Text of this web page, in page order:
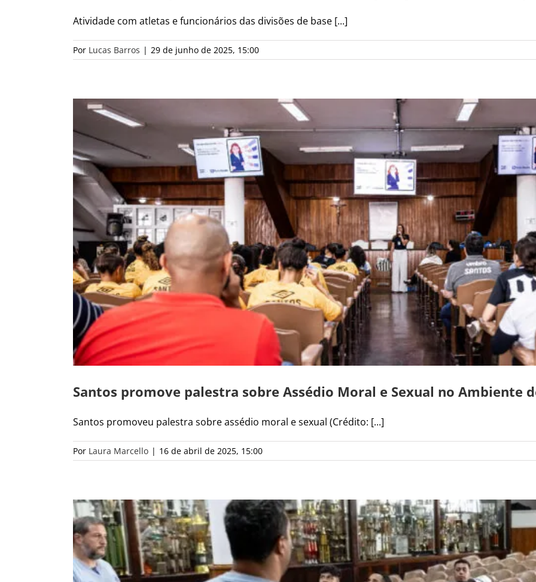
Atividade com atletas e funcionários das divisões de base [...]
Por Lucas Barros | 29 de junho de 2025, 15:00
Santos promove palestra sobre Assédio Moral e Sexual no Ambiente
Santos promoveu palestra sobre assédio moral e sexual (Crédito: [...]
Por Laura Marcello | 16 de abril de 2025, 15:00